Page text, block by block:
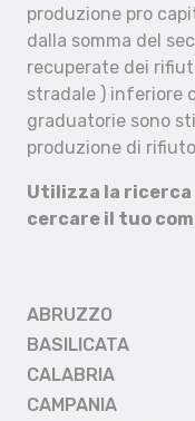
produzione pro
dalla somma del
recuperate dei
stradale ) inferiore
graduatorie sono
produzione di
Utilizza la ricerca
cercare il tuo
ABRUZZO
BASILICATA
CALABRIA
CAMPANIA